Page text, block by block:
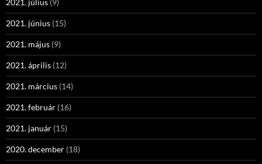
2021. június (15)
2021. május (9)
2021. április (12)
2021. március (14)
2021. február (16)
2021. január (15)
2020. december (18)